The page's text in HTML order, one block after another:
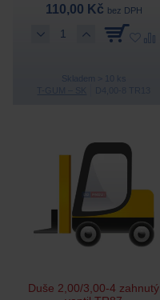
110,00 Kč bez DPH
Skladem > 10 ks
Duše 2,00/3,00-4 zahnutý